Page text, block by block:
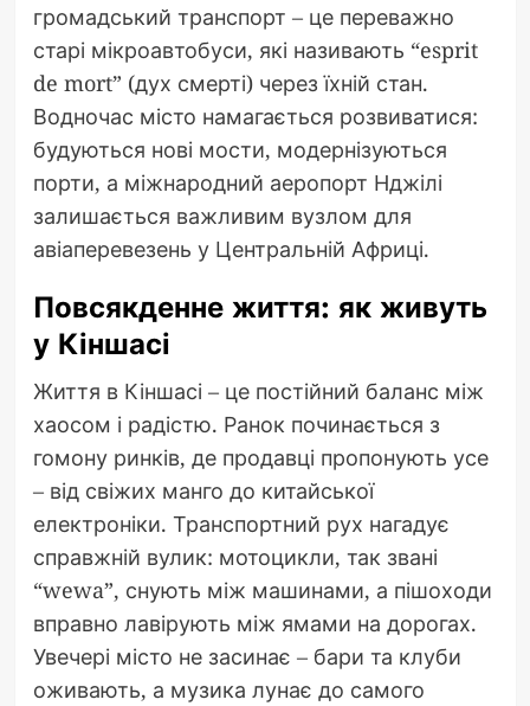
громадський транспорт – це переважно
старі мікроавтобуси, які називають “esprit
de mort” (дух смерті) через їхній стан.
Водночас місто намагається розвиватися:
будуються нові мости, модернізуються
порти, а міжнародний аеропорт Нджілі
залишається важливим вузлом для
авіаперевезень у Центральній Африці.
Повсякденне життя: як живуть
у Кіншасі
Життя в Кіншасі – це постійний баланс між
хаосом і радістю. Ранок починається з
гомону ринків, де продавці пропонують усе
– від свіжих манго до китайської
електроніки. Транспортний рух нагадує
справжній вулик: мотоцикли, так звані
“wewa”, снують між машинами, а пішоходи
вправно лавірують між ямами на дорогах.
Увечері місто не засинає – бари та клуби
оживають, а музика лунає до самого